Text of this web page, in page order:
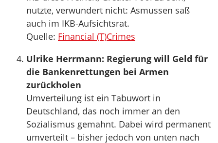
nutzte, verwundert nicht: Asmussen saß
auch im IKB-Aufsichtsrat.
Quelle: Financial (T)Crimes
Ulrike Herrmann: Regierung will Geld für
die Bankenrettungen bei Armen
zurückholen
Umverteilung ist ein Tabuwort in
Deutschland, das noch immer an den
Sozialismus gemahnt. Dabei wird permanent
umverteilt – bisher jedoch von unten nach